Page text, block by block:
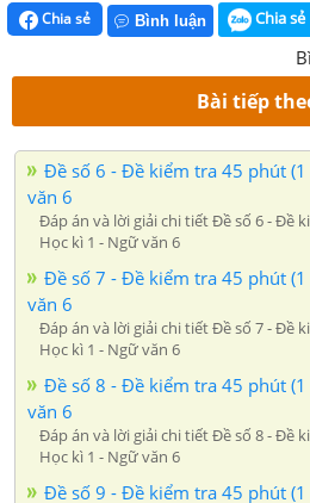
Chia sẻ Bình luận Chia sẻ
Bài tiếp
Đề số 6 - Đề kiểm tra 45 phút
văn 6
Đáp án và lời giải chi tiết Đề số 6 - Đề
Học kì 1 - Ngữ văn 6
Đề số 7 - Đề kiểm tra 45 phút
văn 6
Đáp án và lời giải chi tiết Đề số 7 - Đề
Học kì 1 - Ngữ văn 6
Đề số 8 - Đề kiểm tra 45 phút
văn 6
Đáp án và lời giải chi tiết Đề số 8 - Đề
Học kì 1 - Ngữ văn 6
Đề số 9 - Đề kiểm tra 45 phút